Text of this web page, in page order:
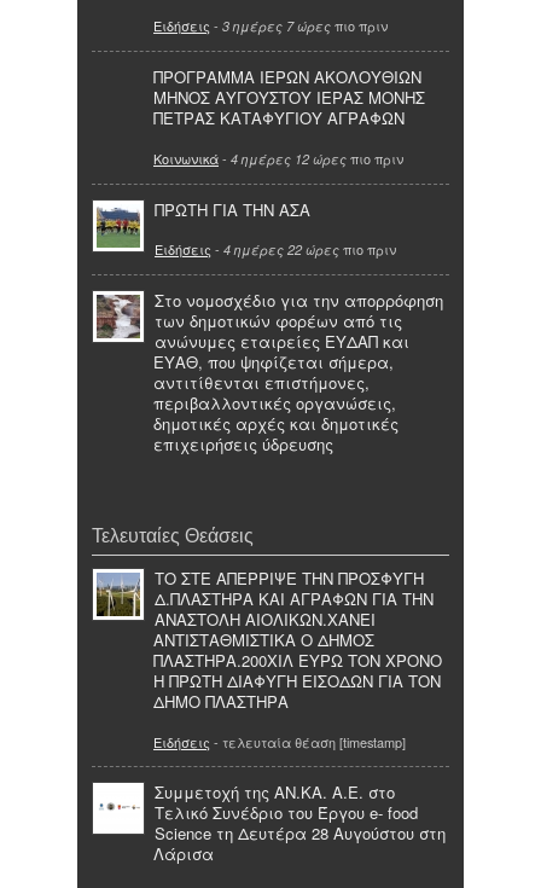
Ειδήσεις - 3 ημέρες 7 ώρες πιο πριν
ΠΡΟΓΡΑΜΜΑ ΙΕΡΩΝ ΑΚΟΛΟΥΘΙΩΝ
ΜΗΝΟΣ ΑΥΓΟΥΣΤΟΥ ΙΕΡΑΣ ΜΟΝΗΣ
ΠΕΤΡΑΣ ΚΑΤΑΦΥΓΙΟΥ ΑΓΡΑΦΩΝ
Κοινωνικά- 4 ημέρες 12 ώρες πιο πριν
ΠΡΩΤΗ ΓΙΑ ΤΗΝ ΑΣΑ
Ειδήσεις - 4 ημέρες 22 ώρες πιο πριν
Στο νομοσχέδιο για την απορρόφηση
των δημοτικών φορέων από τις
ανώνυμες εταιρείες ΕΥΔΑΠ και
ΕΥΑΘ, που ψηφίζεται σήμερα,
αντιτίθενται επιστήμονες,
περιβαλλοντικές οργανώσεις,
δημοτικές αρχές και δημοτικές
επιχειρήσεις ύδρευσης
Τελευταίες Θεάσεις
ΤΟ ΣΤΕ ΑΠΕΡΡΙΨΕ ΤΗΝ ΠΡΟΣΦΥΓΗ
Δ.ΠΛΑΣΤΗΡΑ ΚΑΙ ΑΓΡΑΦΩΝ ΓΙΑ ΤΗΝ
ΑΝΑΣΤΟΛΗ ΑΙΟΛΙΚΩΝ.ΧΑΝΕΙ
ΑΝΤΙΣΤΑΘΜΙΣΤΙΚΑ Ο ΔΗΜΟΣ
ΠΛΑΣΤΗΡΑ.200ΧΙΛ ΕΥΡΩ ΤΟΝ ΧΡΟΝΟ
Η ΠΡΩΤΗ ΔΙΑΦΥΓΗ ΕΙΣΟΔΩΝ ΓΙΑ ΤΟΝ
ΔΗΜΟ ΠΛΑΣΤΗΡΑ
Ειδήσεις - τελευταία θέαση [timestamp]
Συμμετοχή της ΑΝ.ΚΑ. Α.Ε. στο
Τελικό Συνέδριο του Έργου e- food
Science τη Δευτέρα 28 Αυγούστου στη
Λάρισα